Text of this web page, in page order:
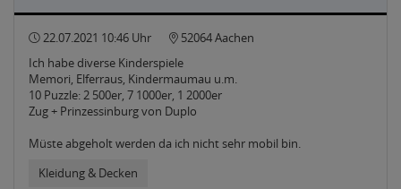
22.07.2021 10:46 Uhr
52064 Aachen
Ich habe diverse Kinderspiele
Memori, Elferraus, Kindermaumau u.m.
10 Puzzle: 2 500er, 7 1000er, 1 2000er
Zug + Prinzessinburg von Duplo
Müste abgeholt werden da ich nicht sehr mobil bin.
Kleidung & Decken